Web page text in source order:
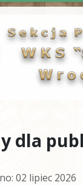
dla
02 lipiec 2026